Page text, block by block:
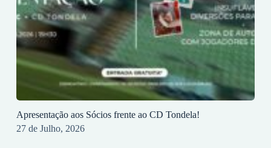
Apresentação aos Sócios frente ao CD Tondela!
27 de Julho, 2026